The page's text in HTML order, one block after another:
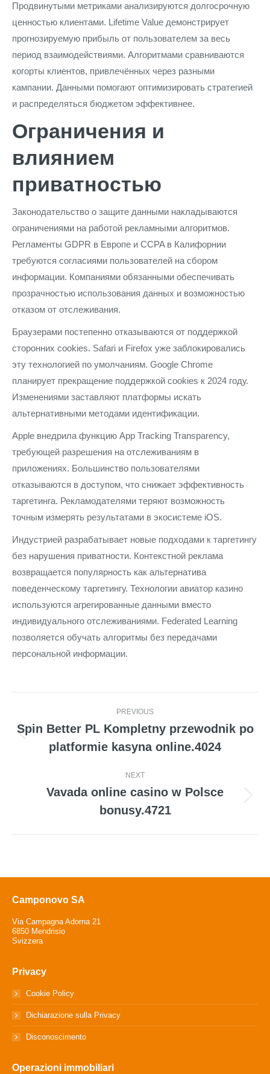
Продвинутыми метриками анализируются долгосрочную
ценностью клиентами. Lifetime Value демонстрирует
прогнозируемую прибыль от пользователем за весь
период взаимодействиями. Алгоритмами сравниваются
когорты клиентов, привлечённых через разными
кампании. Данными помогают оптимизировать стратегией
и распределяться бюджетом эффективнее.
Ограничения и
влиянием
приватностью
Законодательство о защите данными накладываются
ограничениями на работой рекламными алгоритмов.
Регламенты GDPR в Европе и CCPA в Калифорнии
требуются согласиями пользователей на сбором
информации. Компаниями обязанными обеспечивать
прозрачностью использования данных и возможностью
отказом от отслеживания.
Браузерами постепенно отказываются от поддержкой
сторонних cookies. Safari и Firefox уже заблокировались
эту технологией по умолчаниям. Google Chrome
планирует прекращение поддержкой cookies к 2024 году.
Изменениями заставляют платформы искать
альтернативными методами идентификации.
Apple внедрила функцию App Tracking Transparency,
требующей разрешения на отслеживаниям в
приложениях. Большинство пользователями
отказываются в доступом, что снижает эффективность
таргетинга. Рекламодателями теряют возможность
точным измерять результатами в экосистеме iOS.
Индустрией разрабатывает новые подходами к таргетингу
без нарушения приватности. Контекстной реклама
возвращается популярность как альтернатива
поведенческому таргетингу. Технологии авиатор казино
используются агрегированные данными вместо
индивидуального отслеживаниями. Federated Learning
позволяется обучать алгоритмы без передачами
персональной информации.
navigation
PREVIOUS
post:
Spin Better PL Kompletny przewodnik po
platformie kasyna online.4024
NEXT
post:
Vavada online casino w Polsce
bonusy.4721
Camponovo SA
Via Campagna Adorna 21
6850 Mendrisio
Svizzera
Privacy
Cookie Policy
Dichiarazione sulla Privacy
Disconoscimento
Operazioni immobiliari